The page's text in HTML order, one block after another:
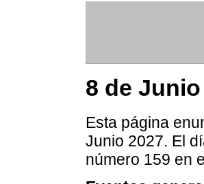
8 de Junio
Esta página
Junio 2027. El
número 159 en